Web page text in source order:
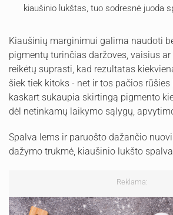
kiaušinio lukštas, tuo sodresnė juoda
Kiaušinių marginimui galima naudoti
pigmentų turinčias daržoves, vaisius
reikėtų suprasti, kad rezultatas
šiek tiek kitoks - net ir tos pačios
kaskart sukaupia skirtingą pigmento
dėl netinkamų laikymo sąlygų,
Spalva lems ir paruošto dažančio
dažymo trukmė, kiaušinio lukšto
Reklama: